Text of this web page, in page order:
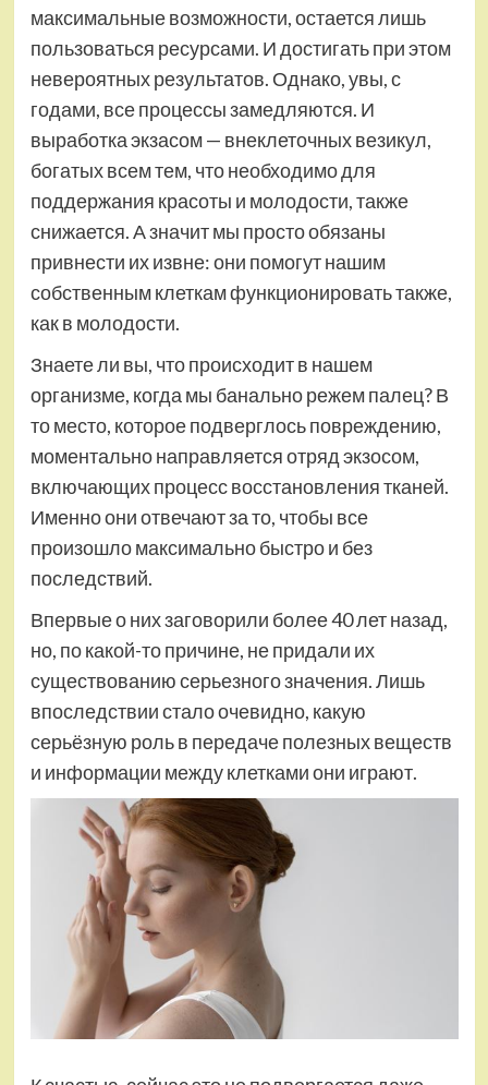
максимальные возможности, остается лишь
пользоваться ресурсами. И достигать при этом
невероятных результатов. Однако, увы, с
годами, все процессы замедляются. И
выработка экзасом — внеклеточных везикул,
богатых всем тем, что необходимо для
поддержания красоты и молодости, также
снижается. А значит мы просто обязаны
привнести их извне: они помогут нашим
собственным клеткам функционировать также,
как в молодости.
Знаете ли вы, что происходит в нашем
организме, когда мы банально режем палец? В
то место, которое подверглось повреждению,
моментально направляется отряд экзосом,
включающих процесс восстановления тканей.
Именно они отвечают за то, чтобы все
произошло максимально быстро и без
последствий.
Впервые о них заговорили более 40 лет назад,
но, по какой-то причине, не придали их
существованию серьезного значения. Лишь
впоследствии стало очевидно, какую
серьёзную роль в передаче полезных веществ
и информации между клетками они играют.